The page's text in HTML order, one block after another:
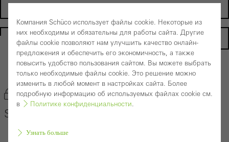
Домашняя страница
Back to the products
Отметить продукт
Schüco Door System AD UP 75
Компания Schüco использует файлы cookie. Некоторые из
них необходимы и обязательны для работы сайта. Другие
файлы cookie позволяют нам улучшить качество онлайн-
предложения и обеспечить его экономичность, а также
повысить удобство пользования сайтом. Вы можете выбрать
только необходимые файлы cookie. Это решение можно
изменить в любой момент в настройках сайта. Более
подробную информацию об используемых файлах cookie см.
в
Политике конфиденциальности.
Узнать больше